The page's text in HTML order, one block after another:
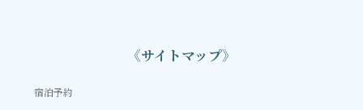
《サイトマップ》
宿泊予約